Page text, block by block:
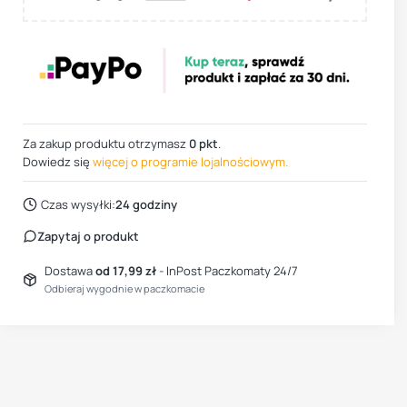
Za zakup produktu otrzymasz 0 pkt.
Dowiedz się więcej o programie lojalnościowym.
Czas wysyłki:24 godziny
Zapytaj o produkt
Dostawaod 17,99 zł- InPost Paczkomaty 24/7
Odbieraj wygodnie w paczkomacie